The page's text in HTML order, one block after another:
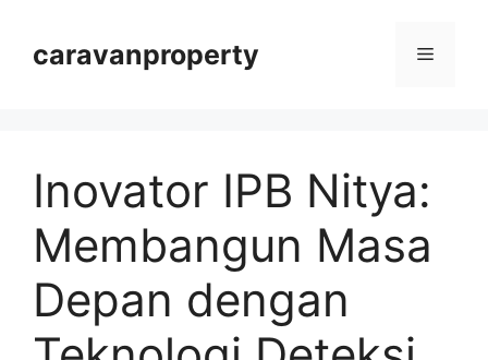
caravanproperty Menu
Inovator IPB Nitya:
Membangun Masa
Depan dengan